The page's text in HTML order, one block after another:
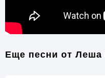
Еще песни от Леша